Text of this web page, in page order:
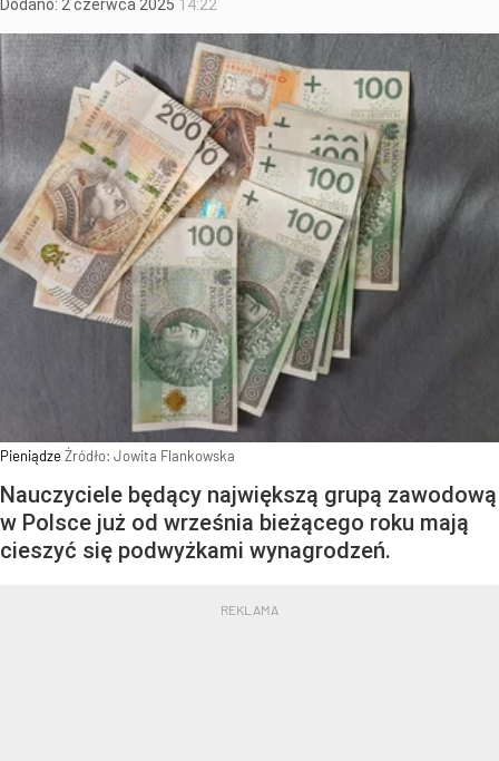
Dodano: 2 czerwca 2025 14:22
PieniądzeŹródło: Jowita Flankowska
Nauczyciele będący największą grupą zawodową
w Polsce już od września bieżącego roku mają
cieszyć się podwyżkami wynagrodzeń.